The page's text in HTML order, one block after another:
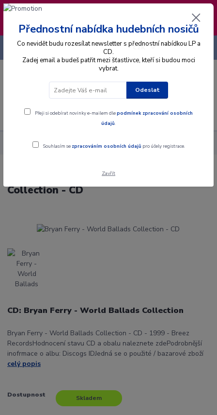
❣️ Od 4.8. do 13.8. čerpám dovolenou. Datum
expedice objednávek se posouvá na pátek
14.8.2026 🐋
Menu
CZK
+420 725 736 293
Alba CD Bryan Ferry - World Ballads Collection - CD
Bryan Ferry - World Ballads
Collection - CD
CD: Bryan Ferry - World Ballads Collection
Bryan Ferry - World Ballads Collection - CD - 1999 - Breez
RecordsHodnocení stavu CD a obalu naleznete zdePodrobnější
inofrmace o albu: Discogs IDJedná se o použité / bazarové zboží
celý popis
Dostupnost Skladem
Přednostní nabídka hudebních nosičů
Co nevidět budu rozesílat newsletter s přednostní nabídkou LP a
CD.
Zadej email a budeš patřit mezi šťastlivce, kteří si budou moci
vybrat.
Odeslat
Přeji si odebírat novinky e-mailem dlepodmínek zpracování osobních
údajů.
Souhlasím se zpracováním osobních údajů pro účely registrace.
Zavřít